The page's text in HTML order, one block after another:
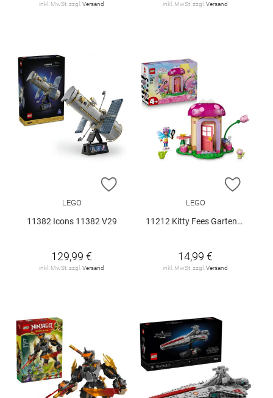
inkl. MwSt. zzgl. Versand inkl. MwSt. zzgl. Versand
ZUR WUNSCHLISTE HINZUFÜGEN
LEGO
11382 Icons 11382 V29
129,99 €
inkl. MwSt. zzgl. Versand
ZUR
LEGO
11212 Kitty Fees Gartenhaus V29
14,99 €
inkl. MwSt. zzgl. Versand